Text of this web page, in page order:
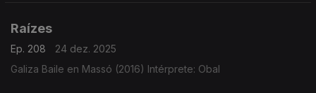
Raízes
Ep. 208
24 dez. 2025
Galiza Baile en Massó (2016) Intérprete: Obal